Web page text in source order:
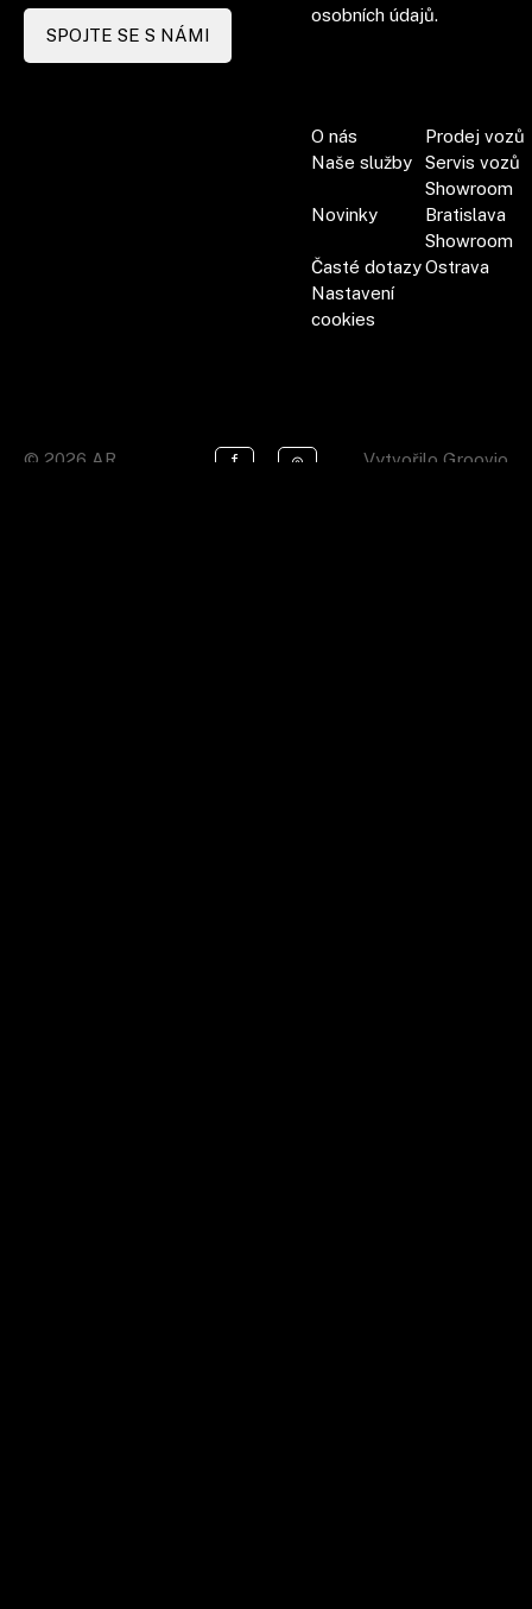
SPOJTE SE S NÁMI
osobních údajů.
O nás
Prodej vozů
Naše služby
Servis vozů
Novinky
Showroom
Bratislava
Časté dotazy
Showroom
Ostrava
Nastavení
cookies
© 2026 AR
f ◎ Vytvořilo Groovio